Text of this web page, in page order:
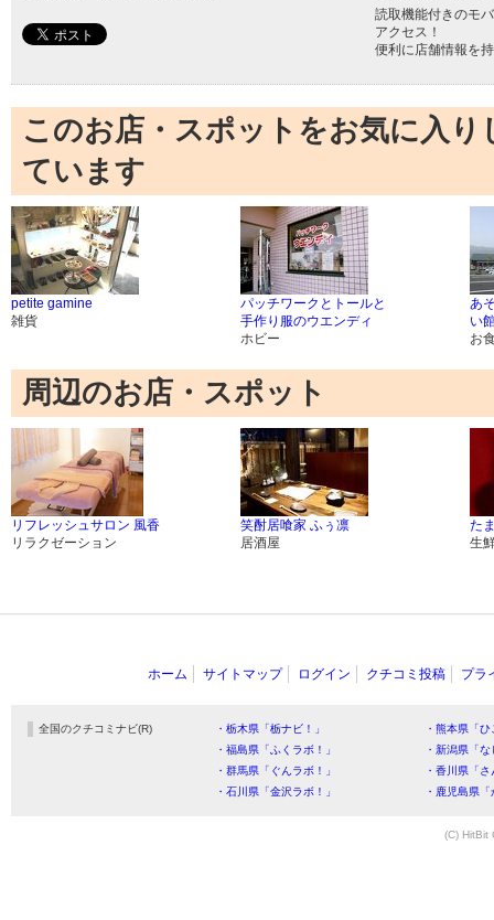
読取機能付きのモ
アクセス！
便利に店舗情報を
このお店・スポットをお気に入
ています
petite gamine
雑貨
パッチワークとトールと
手作り服のウエンディ
ホビー
あ
い
お
周辺のお店・スポット
リフレッシュサロン 風香
リラクゼーション
笑酎居喰家 ふぅ凛
居酒屋
た
生
ホーム サイトマップ ログイン クチコミ投稿 プラ
全国のクチコミナビ(R) ・栃木県「栃ナビ！」
・熊本県「
・福島県「ふくラボ！」
・新潟県「
・群馬県「ぐんラボ！」
・香川県「
・石川県「金沢ラボ！」
・鹿児島県
(C) HitBit